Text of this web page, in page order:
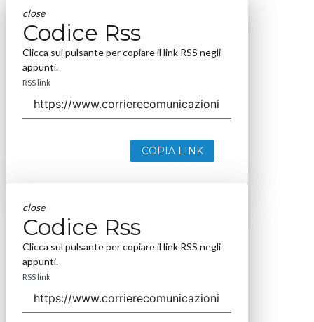
close
Codice Rss
Clicca sul pulsante per copiare il link RSS negli
appunti.
RSS link
COPIA LINK
close
Codice Rss
Clicca sul pulsante per copiare il link RSS negli
appunti.
RSS link